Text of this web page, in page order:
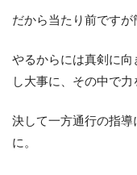
だから当たり前ですが
やるからには真剣に
し大事に、その中で力
決して一方通行の指
に。